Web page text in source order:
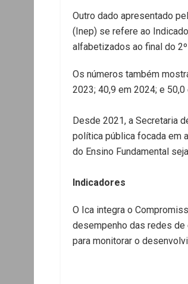
Outro dado apresentado
(Inep) se refere ao
alfabetizados ao final do
Os números também
2023; 40,9 em 2024; e
Desde 2021, a Secretaria
política pública focada em
do Ensino Fundamental
Indicadores
O Ica integra o
desempenho das redes de
para monitorar o